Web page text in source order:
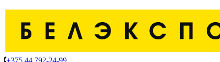
+375 44 792-24-99